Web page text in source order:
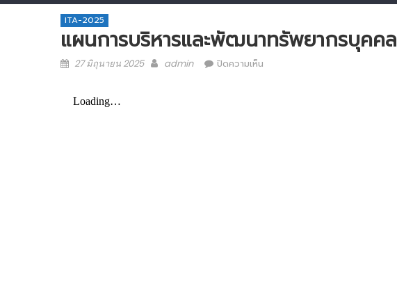
ITA-2025
แผนการบริหารและพัฒนาทรัพยากรบุคคล
27 มิถุนายน 2025 admin ปิดความเห็น